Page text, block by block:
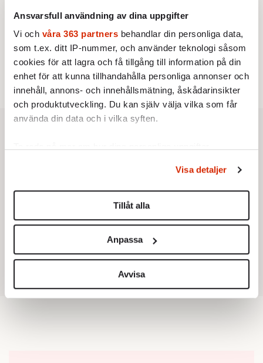
Ansvarsfull användning av dina uppgifter
Vi och våra 363 partners behandlar din personliga data,
som t.ex. ditt IP-nummer, och använder teknologi såsom
cookies för att lagra och få tillgång till information på din
enhet för att kunna tillhandahålla personliga annonser och
innehåll, annons- och innehållsmätning, åskådarinsikter
och produktutveckling. Du kan själv välja vilka som får
använda din data och i vilka syften.
Du kan ändra eller dra tillbaka ditt samtycke när som
helst från cookie-förklaringen.
Vi använder enhetsidentifierare för att anpassa innehållet
för sociala medier och analysera vår trafik. Vi
vidarebefordrar även sådana identifierare och annan
information från din enhet till de sociala medier och
annons- och analysföretag som vi samarbetar med.
Dessa kan i sin tur kombinera informationen med annan
Visa detaljer
Tillåt alla
Anpassa
Avvisa
4.Dan Korn:Quisling, quislingar och sten i glashus
UTRIKES
5.Därför liknar Putin både tsaren och Stalin
Av: Bengt Jangfeldt
6.Christoffer Jonsson:Inte nu igen, Vänsterpartiet!